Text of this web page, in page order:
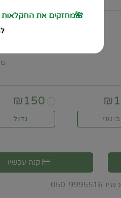
₪
₪ 150
בינוני גדול
קנה עכשיו
050-9995516
🌺מחזקים את החקלאות